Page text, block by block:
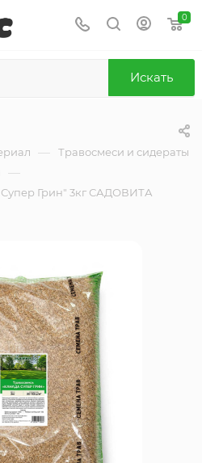
0
Искать
— Травосмеси и сидераты
—
Супер Грин" 3кг САДОВИТА